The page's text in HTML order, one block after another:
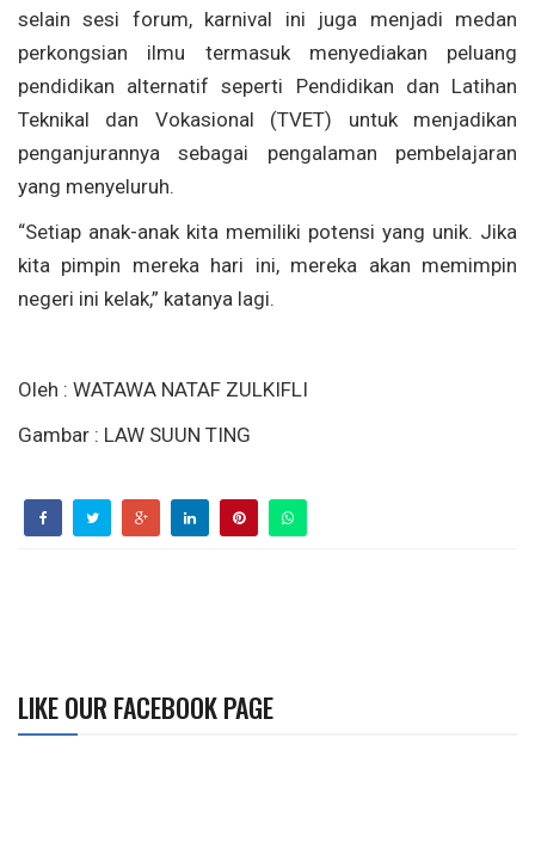
selain sesi forum, karnival ini juga menjadi medan
perkongsian ilmu termasuk menyediakan peluang
pendidikan alternatif seperti Pendidikan dan Latihan
Teknikal dan Vokasional (TVET) untuk menjadikan
penganjurannya sebagai pengalaman pembelajaran
yang menyeluruh.
“Setiap anak-anak kita memiliki potensi yang unik. Jika
kita pimpin mereka hari ini, mereka akan memimpin
negeri ini kelak,” katanya lagi.
Oleh : WATAWA NATAF ZULKIFLI
Gambar : LAW SUUN TING
LIKE OUR FACEBOOK PAGE